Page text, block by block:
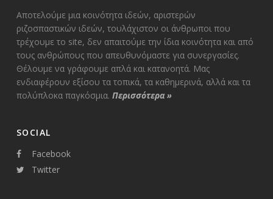
Αποτελούμε μια κοινότητα ιδεών, αριστερών
ριζοσπαστικών ιδεών, τουλάχιστον οι άνθρωποι που
τρέχουμε το site, δεν απαιτούμε την ίδια κοινότητα και από
τους ανθρώπους που απευθυνόμαστε για συνεργασίες.
Θέλουμε να γράφουμε απλά και κατανοητά. Μας
ενδιαφέρουν εξίσου τα τοπικά, τα καθημερινά, αλλά και τα
πολύπλοκα παγκόσμια. Περισσότερα»
SOCIAL
Facebook
Twitter